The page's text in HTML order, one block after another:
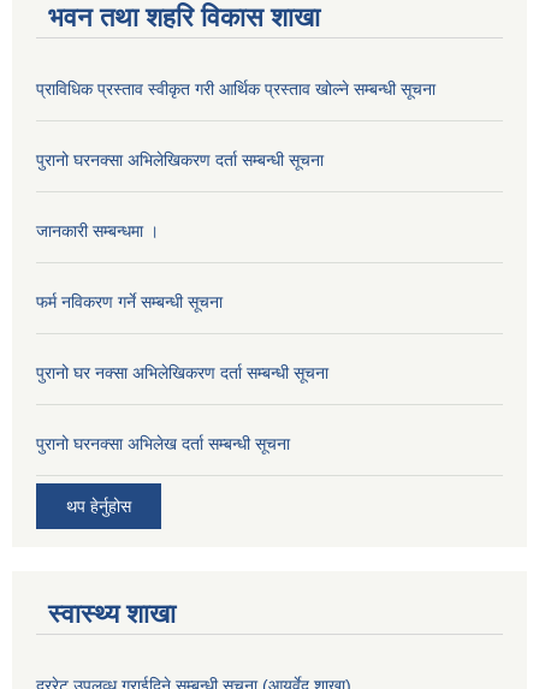
भवन तथा शहरि विकास शाखा
प्राविधिक प्रस्ताव स्वीकृत गरी आर्थिक प्रस्ताव खोल्ने सम्बन्धी सूचना
पुरानो घरनक्सा अभिलेखिकरण दर्ता सम्बन्धी सूचना
जानकारी सम्बन्धमा ।
फर्म नविकरण गर्ने सम्बन्धी सूचना
पुरानो घर नक्सा अभिलेखिकरण दर्ता सम्बन्धी सूचना
पुरानो घरनक्सा अभिलेख दर्ता सम्बन्धी सूचना
थप हेर्नुहोस
स्वास्थ्य शाखा
दररेट उपलव्ध गराईदिने सम्बन्धी सूचना (आयुर्वेद शाखा)